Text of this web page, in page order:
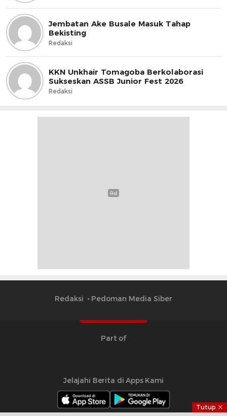
Jembatan Ake Busale Masuk Tahap
Bekisting
Redaksi
KKN Unkhair Tomagoba Berkolaborasi
Sukseskan ASSB Junior Fest 2026
Redaksi
Redaksi Pedoman Media Siber
Part of
Jelajahi Berita di Apps Kami
Tutup